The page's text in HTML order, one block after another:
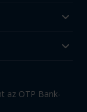
az OTP Bank-